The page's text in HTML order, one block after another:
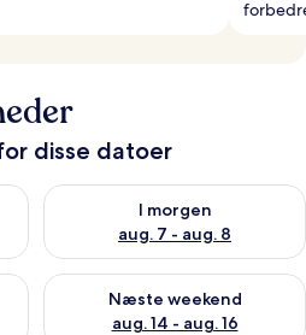
disse datoer
aug. 6 - aug. 7
I morgen
aug. 7 - aug. 8
Tjek tilgængelighed for i
weekend aug. 7 - aug. 9
Næste weekend
aug. 14 - aug. 16
Tjek tilgængelighed for næste